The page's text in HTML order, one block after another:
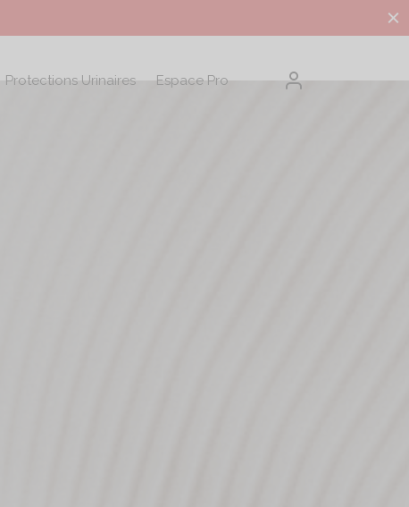
Protections Urinaires Espace Pro